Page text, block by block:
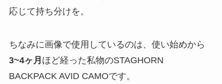
応じて持ち分けを。
ちなみに画像で使用しているのは、使い始めから
3~4ヶ月 ほど経った私物のSTAGHORN
BACKPACK AVID CAMOです。